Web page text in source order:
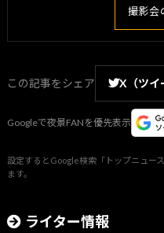
撮影会
この記事をシェア X（ツイ
Googleで夜景FANを優先表示
設定するとGoogle検索「トップニュー
ます。
ライター情報